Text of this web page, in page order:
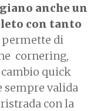
anche un
con tanto
permette di
cornering,
quick
sempre valida
con la